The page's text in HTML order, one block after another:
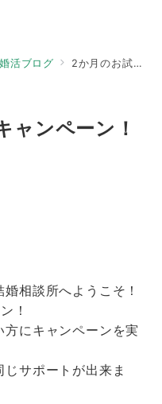
婚活ブログ 2か月のお試し体験キャンペーン！
ャンペーン！
相談所へようこそ！
！
にキャンペーンを実
サポートが出来ま